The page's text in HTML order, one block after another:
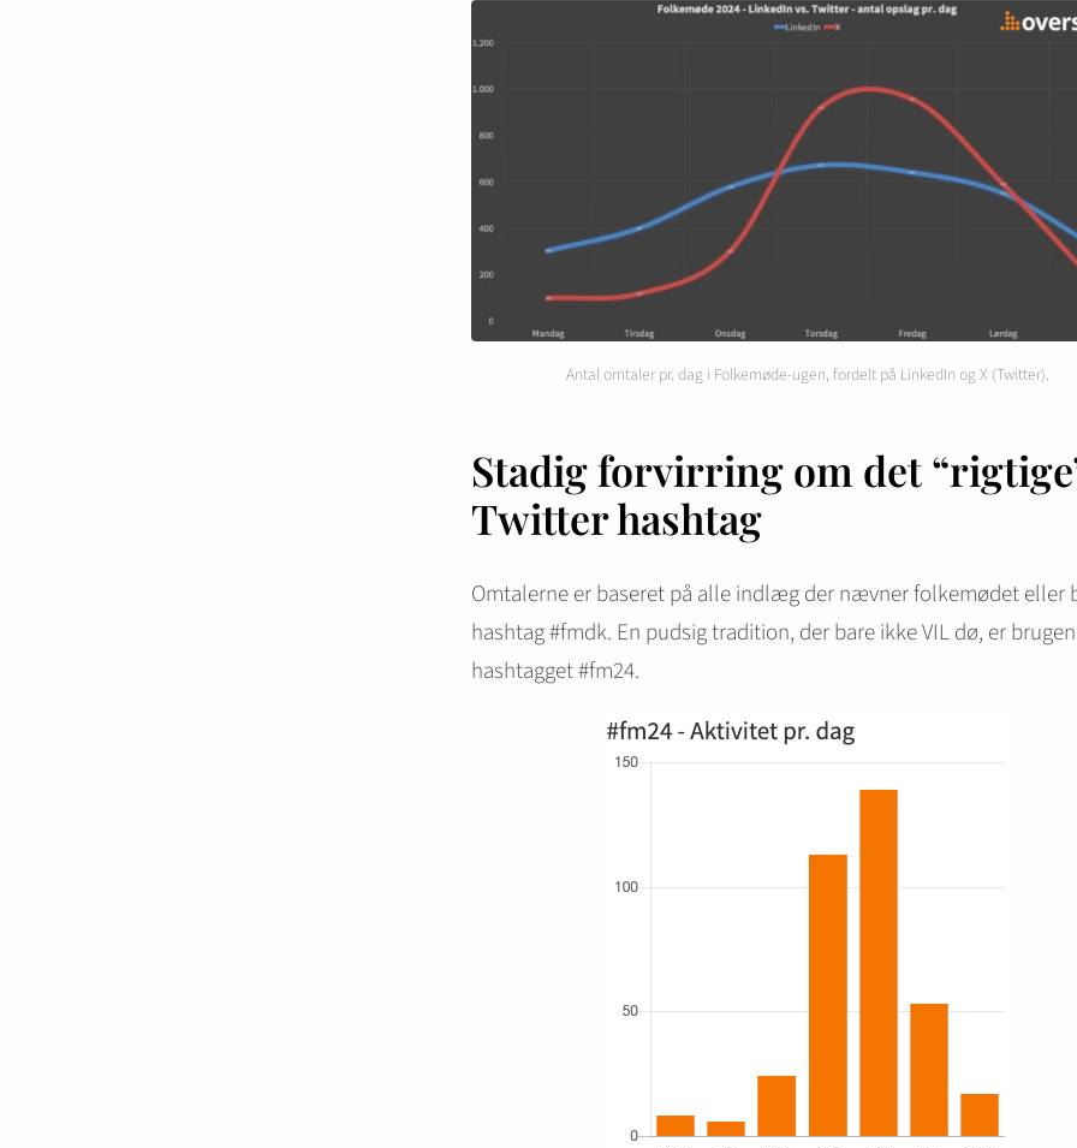
Antal omtaler pr. dag i Folkemøde-ugen, fordelt på LinkedIn og X (Twitter).
Stadig forvirring om det
Twitter hashtag
Omtalerne er baseret på alle indlæg der nævner folkemødet eller
hashtag #fmdk. En pudsig tradition, der bare ikke VIL dø, er
hashtagget #fm24.